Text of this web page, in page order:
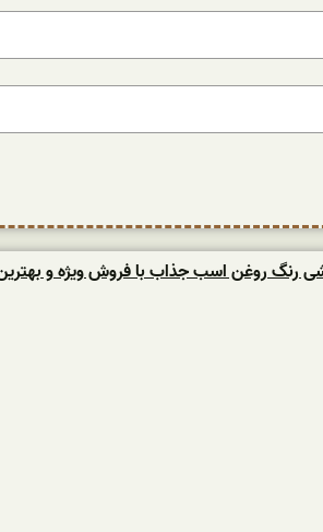
رنگ روغن اسب جذاب با فروش ویژه و